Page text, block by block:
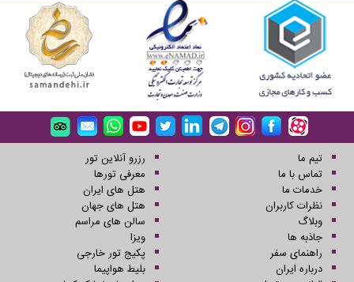
تیم ما
تماس با ما
خدمات ما
نظرات کاربران
وبلاگ
جاذبه ها
راهنمای سفر
درباره ایران
رزرو آنلاین تور
معرفی تورها
هتل های ایران
هتل های جهان
سالن های مراسم
ویزا
پکیج تور خارجی
بلیط هواپیما